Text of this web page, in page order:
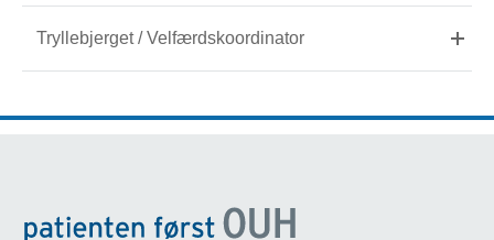
Tryllebjerget / Velfærdskoordinator